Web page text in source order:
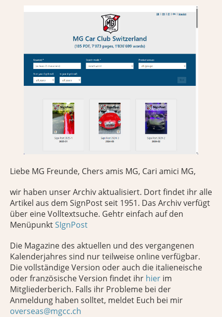
Liebe MG Freunde, Chers amis MG, Cari amici MG,
wir haben unser Archiv aktualisiert. Dort findet ihr alle
Artikel aus dem SignPost seit 1951. Das Archiv verfügt
über eine Volltextsuche. Gehtr einfach auf den
MenüpunktSIgnPost
Die Magazine des aktuellen und des vergangenen
Kalenderjahres sind nur teilweise online verfügbar.
Die vollständige Version oder auch die italieneische
oder französische Version findet ihr hier im
Mitgliederberich. Falls ihr Probleme bei der
Anmeldung haben solltet, meldet Euch bei mir
overseas@mgcc.ch